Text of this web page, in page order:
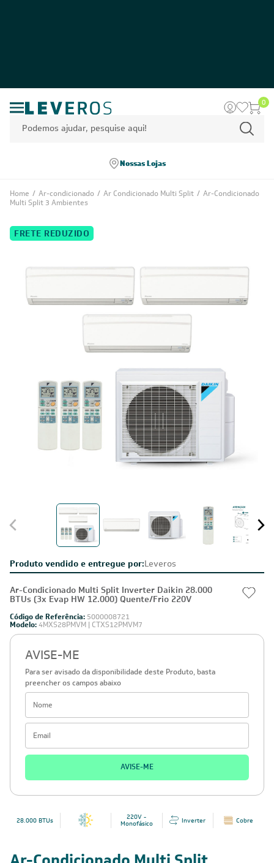
0
Nossas Lojas
Home / Ar-condicionado / Ar Condicionado Multi Split / Ar-Condicionado
Multi Split 3 Ambientes
Produto vendido e entregue por:Leveros
Ar-Condicionado Multi Split Inverter Daikin 28.000
BTUs (3x Evap HW 12.000) Quente/Frio 220V
Código de Referência: 5000008721
Modelo:4MXS28PMVM | CTXS12PMVM7
AVISE-ME
Para ser avisado da disponibilidade deste Produto, basta
preencher os campos abaixo
AVISE-ME
28.000 BTUs
220V -
Monofásico
Inverter Cobre
FRETE REDUZIDO